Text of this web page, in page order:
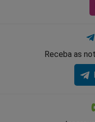
Receba as